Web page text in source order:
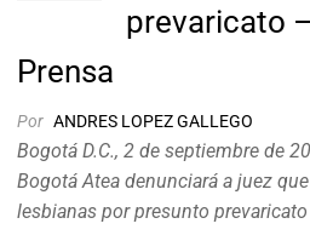
prevaricato
Prensa
Por ANDRES LOPEZ GALLEGO
Bogotá D.C., 2 de septiembre de
Bogotá Atea denunciará a juez
lesbianas por presunto prevaricato